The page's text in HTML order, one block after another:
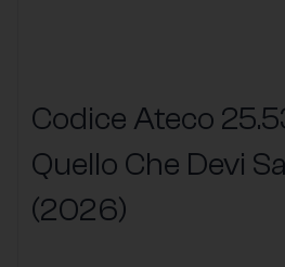
Codice Ateco
Quello Che Devi
(2026)